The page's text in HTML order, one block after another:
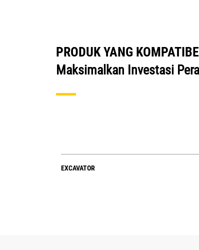
PRODUK YANG
Maksimalkan Investasi
EXCAVATOR